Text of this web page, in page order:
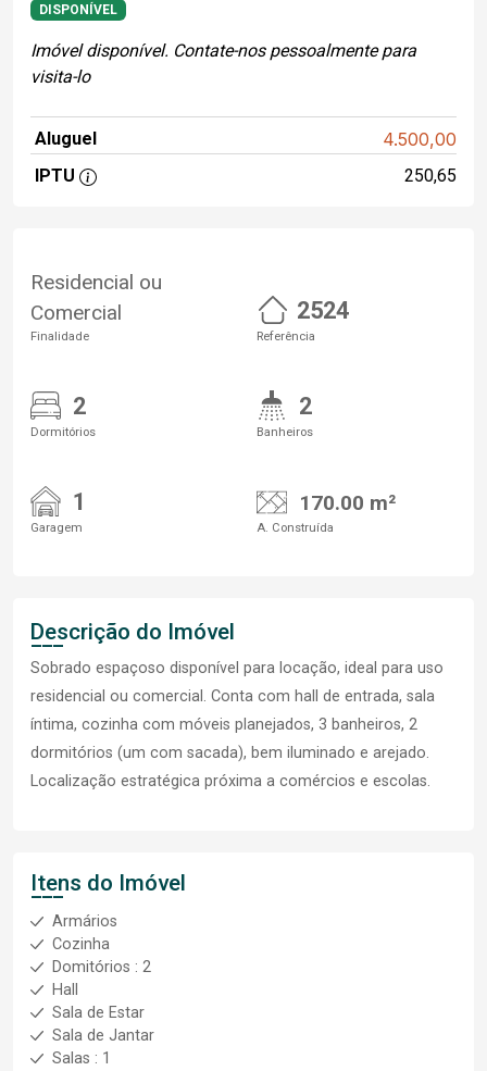
DISPONÍVEL
Imóvel disponível. Contate-nos pessoalmente para
visita-lo
Aluguel 4.500,00
IPTU 250,65
Residencial ou
Comercial
Finalidade
2524
Referência
2
Dormitórios
2
Banheiros
1
Garagem
170.00 m²
A. Construída
Descrição do Imóvel
Sobrado espaçoso disponível para locação, ideal para uso
residencial ou comercial. Conta com hall de entrada, sala
íntima, cozinha com móveis planejados, 3 banheiros, 2
dormitórios (um com sacada), bem iluminado e arejado.
Localização estratégica próxima a comércios e escolas.
Itens do Imóvel
Armários
Cozinha
Domitórios : 2
Hall
Sala de Estar
Sala de Jantar
Salas : 1